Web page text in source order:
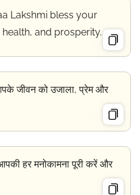
Lakshmi bless your
and prosperity.
आपके जीवन को उजाला, प्रेम और
हर मनोकामना पूरी करें और